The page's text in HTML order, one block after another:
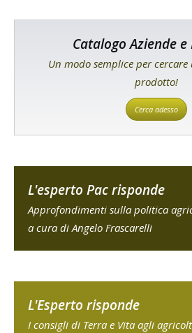
Catalogo Aziende
Un modo semplice per
prodotto!
Cerca adesso
L'esperto Pac risponde
Approfondimenti sulla politica
a cura di Angelo Frascarelli
L'Esperto risponde
I consigli di Terra e Vita agli